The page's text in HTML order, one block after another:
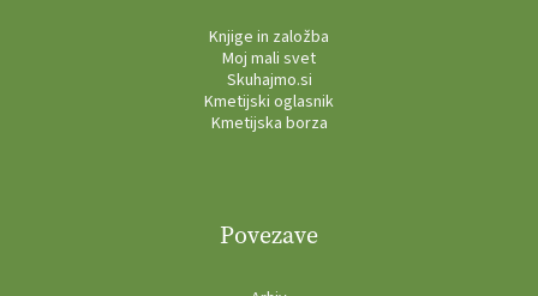
Knjige in založba
Moj mali svet
Skuhajmo.si
Kmetijski oglasnik
Kmetijska borza
Povezave